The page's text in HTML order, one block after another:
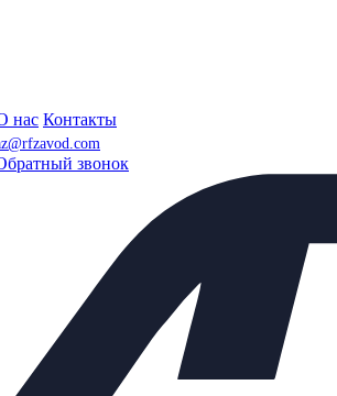
нас Контакты
звонок
арматура
клапаны
КТМ
Ду15 Ру16
разделительный